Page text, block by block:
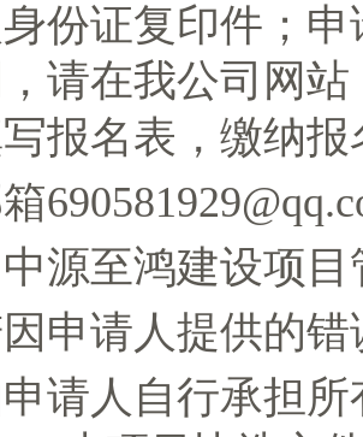
份证复印件 ； 申
请在我公司网站
报名表，缴纳
690581929@qq
源至鸿建设项
申请人提供的错
申请人 自行承担